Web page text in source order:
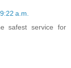
a.m.
safest service for